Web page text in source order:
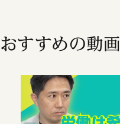
おすすめの動画